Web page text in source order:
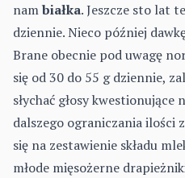
nambiałka. Jeszcze sto lat
dziennie. Nieco później
Brane obecnie pod uwagę
się od 30 do 55 g dziennie,
słychać głosy
dalszego ograniczania ilości
się na zestawienie składu
młode mięsożerne